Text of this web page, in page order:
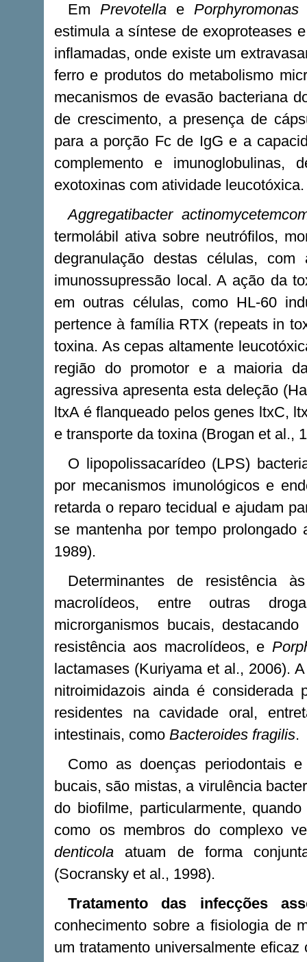
Em Prevotella e Porphyromonas
estimula a síntese de exoproteases
inflamadas, onde existe um
ferro e produtos do metabolismo
mecanismos de evasão bacteriana
de crescimento, a presença de
para a porção Fc de IgG e a
complemento e
exotoxinas com atividade leucotóxica.
Aggregatibacter
termolábil ativa sobre neutrófilos,
degranulação destas células,
imunossupressão local. A ação da
em outras células, como HL-60
pertence à família RTX (repeats in
toxina. As cepas altamente
região do promotor e a maioria
agressiva apresenta esta deleção
ltxA é flanqueado pelos genes ltxC,
e transporte da toxina (Brogan et al.,
O lipopolissacarídeo (LPS)
por mecanismos imunológicos e
retarda o reparo tecidual e ajudam
se mantenha por tempo
1989).
Determinantes de resistência
macrolídeos, entre outras
microrganismos bucais,
resistência aos macrolídeos, e
lactamases (Kuriyama et al., 2006).
nitroimidazois ainda é considerada
residentes na cavidade oral,
intestinais, como Bacteroides fragilis.
Como as doenças periodontais
bucais, são mistas, a virulência
do biofilme, particularmente,
como os membros do complexo
denticola atuam de forma
(Socransky et al., 1998).
Tratamento das infecções
conhecimento sobre a fisiologia de
um tratamento universalmente